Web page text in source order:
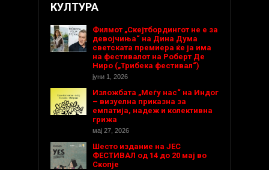
КУЛТУРА
Филмот „Скејтбордингот не е за
девојчиња“ на Дина Дума
светската премиера ќе ја има
на фестивалот на Роберт Де
Ниро („Трибека фестивал“)
јуни 1, 2026
Изложбата „Меѓу нас“ на Индог
– визуелна приказна за
емпатија, надеж и колективна
грижа
мај 27, 2026
Шесто издание на ЈЕС
ФЕСТИВАЛ од 14 до 20 мај во
Скопје